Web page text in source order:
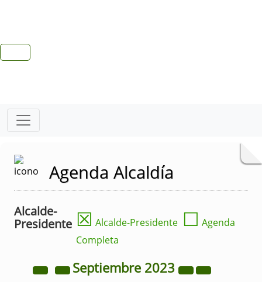
Agenda Alcaldía
Alcalde-
Presidente ☒ Alcalde-Presidente ☐ Agenda
Completa
Septiembre 2023